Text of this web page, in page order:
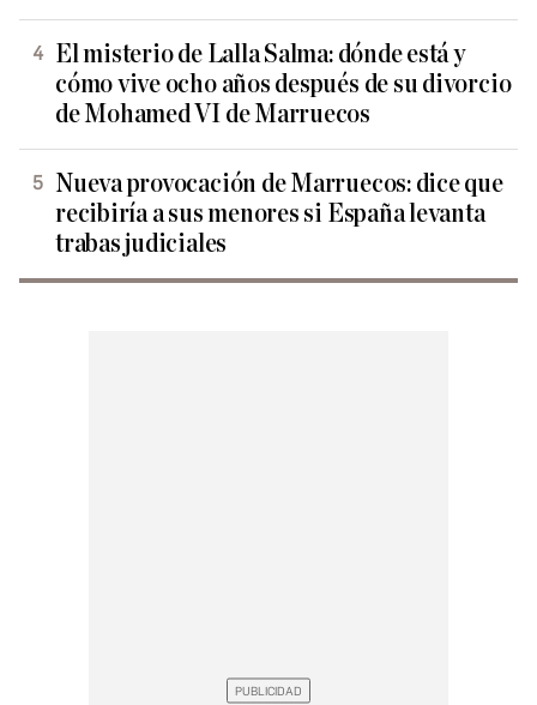
El misterio de Lalla Salma: dónde está y
cómo vive ocho años después de su divorcio
de Mohamed VI de Marruecos
Nueva provocación de Marruecos: dice que
recibiría a sus menores si España levanta
trabas judiciales